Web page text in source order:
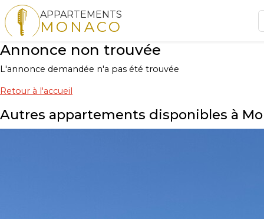
APPARTEMENTS
MONACO
Annonce non trouvée
L'annonce demandée n'a pas été trouvée
Retour à l'accueil
Autres appartements disponibles à